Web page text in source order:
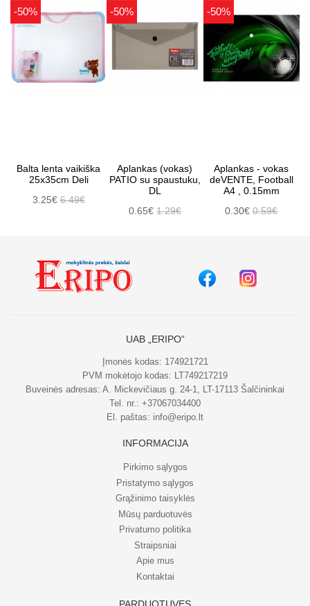
-50%
Balta lenta vaikiška
25x35cm Deli
3.25€6.49€
-50%
Aplankas (vokas)
PATIO su spaustuku,
DL
0.65€ 1.29€
-50%
Aplankas - vokas
deVENTE, Football
A4 , 0.15mm
0.30€0.59€
UAB „ERIPO“
Įmonės kodas: 174921721
PVM mokėtojo kodas: LT749217219
Buveinės adresas: A. Mickevičiaus g. 24-1, LT-17113 Šalčininkai
Tel. nr.: +37067034400
El. paštas: info@eripo.lt
INFORMACIJA
Pirkimo sąlygos
Pristatymo sąlygos
Grąžinimo taisyklės
Mūsų parduotuvės
Privatumo politika
Straipsniai
Apie mus
Kontaktai